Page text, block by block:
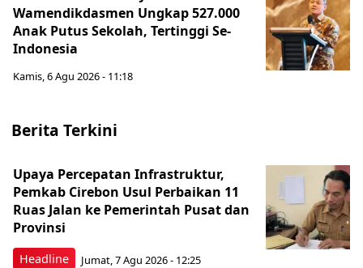
Wamendikdasmen Ungkap 527.000
Anak Putus Sekolah, Tertinggi Se-
Indonesia
Kamis, 6 Agu 2026 - 11:18
Berita Terkini
Headline
Upaya Percepatan Infrastruktur,
Pemkab Cirebon Usul Perbaikan 11
Ruas Jalan ke Pemerintah Pusat dan
Provinsi
Jumat, 7 Agu 2026 - 12:25